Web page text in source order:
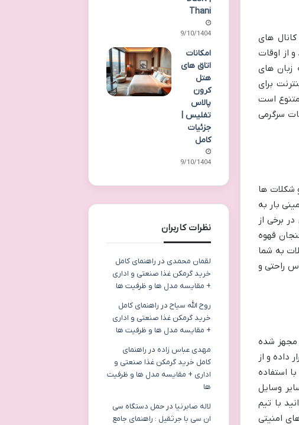
های
از اوقات
زبان های
برای
است
سرگرمی
شکلات ها
بار به
برخی از
قهوه
ها و تنقلات به شما
راحتی و
مجهز شده
داده و از
استفاده
وسایل
با تیم
امنیتی
Thani
09/10/1404
امکانات
اتاق های
هتل
کرون
پالاس
تفلیس |
جزئیات
کامل
09/10/1404
نظرات کاربران
لقمان محمدی در راهنمای کامل
خرید گرمکن غذا صنعتی و اداری
+ مقایسه مدل ها و ظرفیت ها
روح الله سیاحدر راهنمای کامل
خرید گرمکن غذا صنعتی و اداری
+ مقایسه مدل ها و ظرفیت ها
مهدی عباس زاده در راهنمای
کامل خرید گرمکن غذا صنعتی و
اداری + مقایسه مدل ها و ظرفیت
ها
لاله صابرنیا در حمل دستگاه سی
ان سی با جرثقیل : راهنمای جامع